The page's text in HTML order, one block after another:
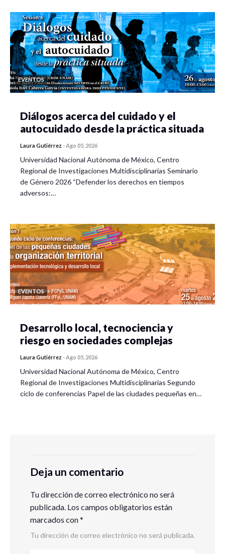
EVENTOS
Diálogos acerca del cuidado y el
autocuidado desde la práctica situada
Laura Gutiérrez -Ago 05, 2026
Universidad Nacional Autónoma de México, Centro
Regional de Investigaciones Multidisciplinarias Seminario
de Género 2026 “Defender los derechos en tiempos
adversos:…
EVENTOS
Desarrollo local, tecnociencia y
riesgo en sociedades complejas
Laura Gutiérrez -Ago 05, 2026
Universidad Nacional Autónoma de México, Centro
Regional de Investigaciones Multidisciplinarias Segundo
ciclo de conferencias Papel de las ciudades pequeñas en…
Deja un comentario
Tu dirección de correo electrónico no será
publicada. Los campos obligatorios están
marcados con*
Tu dirección de correo electrónico no será publicada.